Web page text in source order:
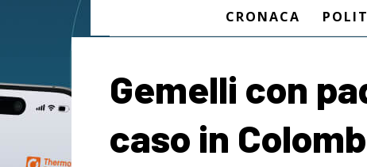
CRONACA
Gemelli con
caso in